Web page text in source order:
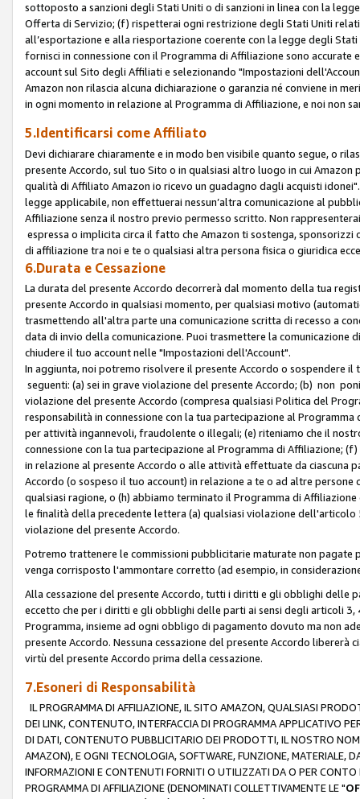
sottoposto a sanzioni degli Stati Uniti o di sanzioni in linea con la
Offerta di Servizio; (f) rispetterai ogni restrizione degli Stati Uniti
all’esportazione e alla riesportazione coerente con la legge degli
fornisci in connessione con il Programma di Affiliazione sono
account sul Sito degli Affiliati e selezionando "Impostazioni
Amazon non rilascia alcuna dichiarazione o garanzia né conviene in
in ogni momento in relazione al Programma di Affiliazione, e noi non
5.Identificarsi come Affiliato
Devi dichiarare chiaramente e in modo ben visibile quanto segue, o
presente Accordo, sul tuo Sito o in qualsiasi altro luogo in cui
qualità di Affiliato Amazon io ricevo un guadagno dagli acquisti
legge applicabile, non effettuerai nessun’altra comunicazione al
Affiliazione senza il nostro previo permesso scritto. Non
espressa o implicita circa il fatto che Amazon ti sostenga,
di affiliazione tra noi e te o qualsiasi altra persona fisica o giuridica
6.Durata e Cessazione
La durata del presente Accordo decorrerà dal momento della tua
presente Accordo in qualsiasi momento, per qualsiasi motivo
trasmettendo all'altra parte una comunicazione scritta di recesso a
data di invio della comunicazione. Puoi trasmettere la
chiudere il tuo account nelle "Impostazioni dell'Account".
In aggiunta, noi potremo risolvere il presente Accordo o sospendere
seguenti: (a) sei in grave violazione del presente Accordo; (b) non
violazione del presente Accordo (compresa qualsiasi Politica del
responsabilità in connessione con la tua partecipazione al
per attività ingannevoli, fraudolente o illegali; (e) riteniamo che il
connessione con la tua partecipazione al Programma di Affiliazione;
in relazione al presente Accordo o alle attività effettuate da ciascuna
Accordo (o sospeso il tuo account) in relazione a te o ad altre
qualsiasi ragione, o (h) abbiamo terminato il Programma di
le finalità della precedente lettera (a) qualsiasi violazione
violazione del presente Accordo.
Potremo trattenere le commissioni pubblicitarie maturate non
venga corrisposto l'ammontare corretto (ad esempio, in
Alla cessazione del presente Accordo, tutti i diritti e gli obblighi delle
eccetto che per i diritti e gli obblighi delle parti ai sensi degli articoli
Programma, insieme ad ogni obbligo di pagamento dovuto ma non
presente Accordo. Nessuna cessazione del presente Accordo
virtù del presente Accordo prima della cessazione.
7.Esoneri di Responsabilità
IL PROGRAMMA DI AFFILIAZIONE, IL SITO AMAZON, QUALSIASI
DEI LINK, CONTENUTO, INTERFACCIA DI PROGRAMMA APPLICATIVO
DI DATI, CONTENUTO PUBBLICITARIO DEI PRODOTTI, IL NOSTRO
AMAZON), E OGNI TECNOLOGIA, SOFTWARE, FUNZIONE, MATERIALE,
INFORMAZIONI E CONTENUTI FORNITI O UTILIZZATI DA O PER
PROGRAMMA DI AFFILIAZIONE (DENOMINATI COLLETTIVAMENTE LE "